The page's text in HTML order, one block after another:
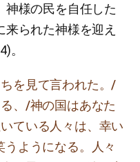
神様の民を自任した
られた神様を迎え
。
を見て言われた。/
、/神の国はあなた
ている人々は、幸い
ようになる。人々